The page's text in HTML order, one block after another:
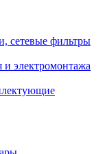
сетевые фильтры
и электромонтажа